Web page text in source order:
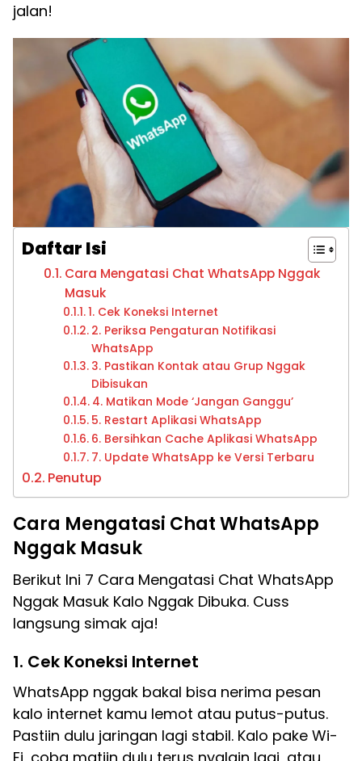
jalan!
Daftar Isi
Cara Mengatasi Chat WhatsApp Nggak
Masuk
1. Cek Koneksi Internet
2. Periksa Pengaturan Notifikasi
WhatsApp
3. Pastikan Kontak atau Grup Nggak
Dibisukan
4. Matikan Mode ‘Jangan Ganggu’
5. Restart Aplikasi WhatsApp
6. Bersihkan Cache Aplikasi WhatsApp
7. Update WhatsApp ke Versi Terbaru
Penutup
Cara Mengatasi Chat WhatsApp
Nggak Masuk
Berikut Ini 7 Cara Mengatasi Chat WhatsApp
Nggak Masuk Kalo Nggak Dibuka. Cuss
langsung simak aja!
1. Cek Koneksi Internet
WhatsApp nggak bakal bisa nerima pesan
kalo internet kamu lemot atau putus-putus.
Pastiin dulu jaringan lagi stabil. Kalo pake Wi-